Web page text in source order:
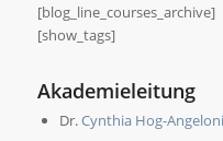
[blog_line_courses_archive]
[show_tags]
Akademieleitung
Dr.Cynthia Hog-Angeloni